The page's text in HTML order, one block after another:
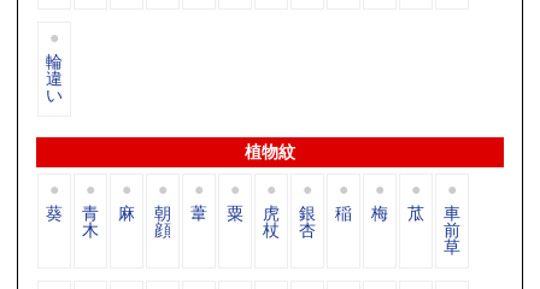
輪
違
い
植物紋
葵 青
木
麻 朝
顔
葦 粟 虎
杖
銀
杏
稲 梅 苽 車
前
草